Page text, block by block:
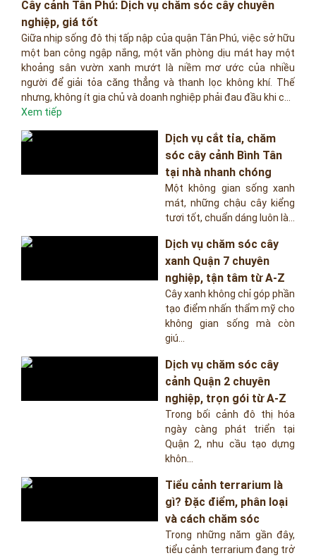
Cây cảnh Tân Phú: Dịch vụ chăm sóc cây chuyên
nghiệp, giá tốt
Giữa nhịp sống đô thị tấp nập của quận Tân Phú, việc sở hữu
một ban công ngập nắng, một văn phòng dịu mát hay một
khoảng sân vườn xanh mướt là niềm mơ ước của nhiều
người để giải tỏa căng thẳng và thanh lọc không khí. Thế
nhưng, không ít gia chủ và doanh nghiệp phải đau đầu khi c...
Xem tiếp
Dịch vụ cắt tỉa, chăm
sóc cây cảnh Bình Tân
tại nhà nhanh chóng
Một không gian sống xanh
mát, những chậu cây kiểng
tươi tốt, chuẩn dáng luôn là...
Dịch vụ chăm sóc cây
xanh Quận 7 chuyên
nghiệp, tận tâm từ A-Z
Cây xanh không chỉ góp phần
tạo điểm nhấn thẩm mỹ cho
không gian sống mà còn
giú...
Dịch vụ chăm sóc cây
cảnh Quận 2 chuyên
nghiệp, trọn gói từ A-Z
Trong bối cảnh đô thị hóa
ngày càng phát triển tại
Quận 2, nhu cầu tạo dựng
khôn...
Tiểu cảnh terrarium là
gì? Đặc điểm, phân loại
và cách chăm sóc
Trong những năm gần đây,
tiểu cảnh terrarium đang trở